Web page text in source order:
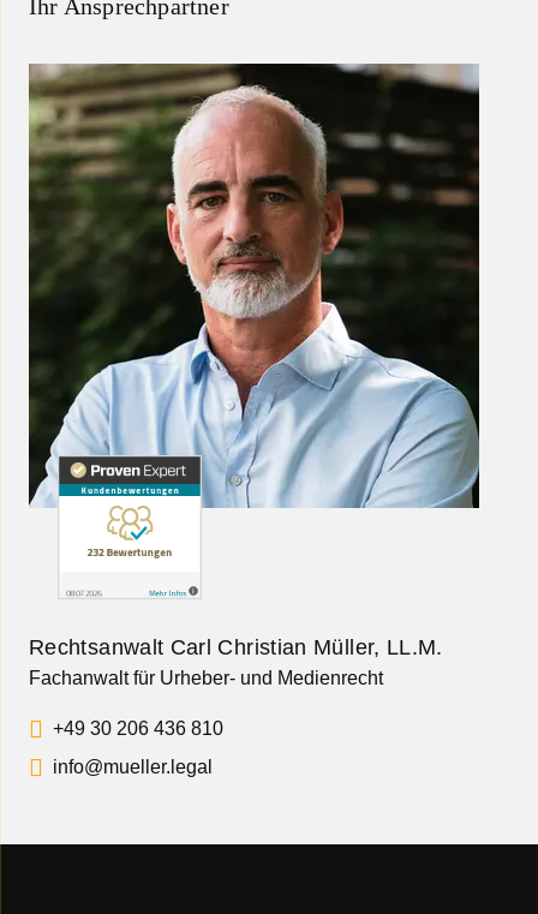
Ihr Ansprechpartner
Rechtsanwalt Carl Christian Müller, LL.M.
Fachanwalt für Urheber- und Medienrecht
+49 30 206 436 810
info@mueller.legal